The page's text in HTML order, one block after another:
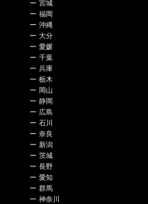
ー 宮城
ー 福岡
ー 沖縄
ー 大分
ー 愛媛
ー 千葉
ー 兵庫
ー 栃木
ー 岡山
ー 静岡
ー 広島
ー 石川
ー 奈良
ー 新潟
ー 茨城
ー 長野
ー 愛知
ー 群馬
ー 神奈川